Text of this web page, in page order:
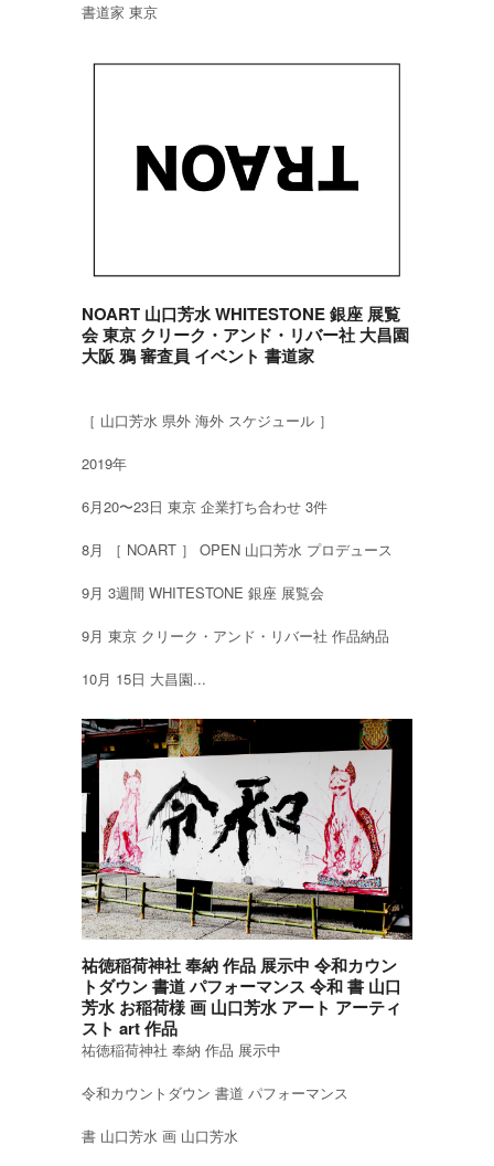
書道家 東京
NOART 山口芳水 WHITESTONE 銀座 展覧
会 東京 クリーク・アンド・リバー社 大昌園
大阪 鴉 審査員 イベント 書道家
［ 山口芳水 県外 海外 スケジュール ］
2019年
6月20〜23日 東京 企業打ち合わせ 3件
8月 ［ NOART ］ OPEN 山口芳水 プロデュース
9月 3週間 WHITESTONE 銀座 展覧会
9月 東京 クリーク・アンド・リバー社 作品納品
10月 15日 大昌園...
祐徳稲荷神社 奉納 作品 展示中 令和カウン
トダウン 書道 パフォーマンス 令和 書 山口
芳水 お稲荷様 画 山口芳水 アート アーティ
スト art 作品
祐徳稲荷神社 奉納 作品 展示中
令和カウントダウン 書道 パフォーマンス
書 山口芳水 画 山口芳水